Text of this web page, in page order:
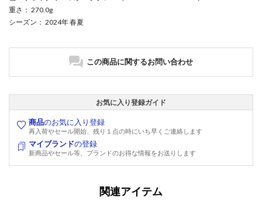
重さ ： 270.0g
シーズン ： 2024年 春夏
この商品に関するお問い合わせ
お気に入り登録ガイド
商品のお気に入り登録
再入荷やセール開始、残り１点の時にいち早くご連絡します
マイブランドの登録
新商品やセール等、ブランドのお得な情報をお送りします
関連アイテム